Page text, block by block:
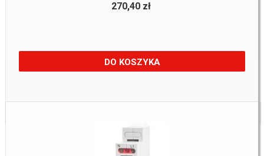
270,40 zł
DO KOSZYKA
Dostępne:10 Szt.